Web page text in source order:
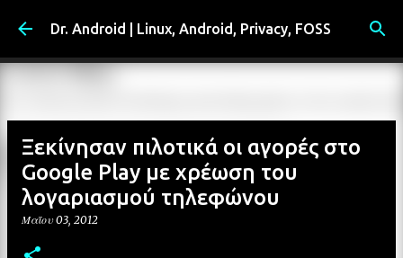
Μετάβαση στο κύριο περιεχόμενο
Dr. Android | Linux, Android, Privacy, FOSS
Ξεκίνησαν πιλοτικά οι αγορές στο
Google Play με χρέωση του
λογαριασμού τηλεφώνου
Μαΐου 03, 2012